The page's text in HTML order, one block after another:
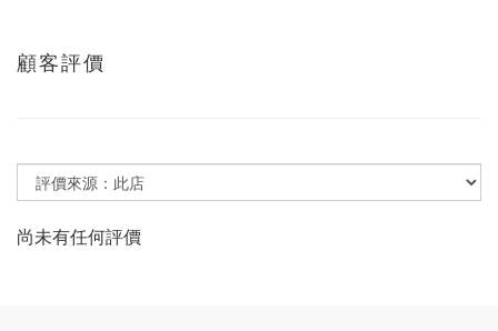
顧客評價
尚未有任何評價